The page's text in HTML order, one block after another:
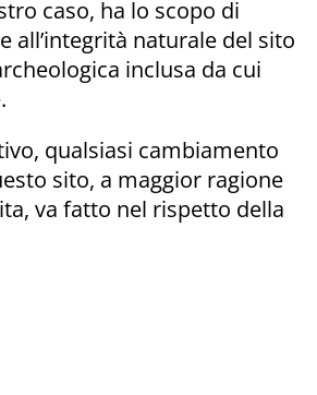
caso, ha lo scopo di
all’integrità naturale del sito
inclusa da cui
qualsiasi cambiamento
sito, a maggior ragione
va fatto nel rispetto della